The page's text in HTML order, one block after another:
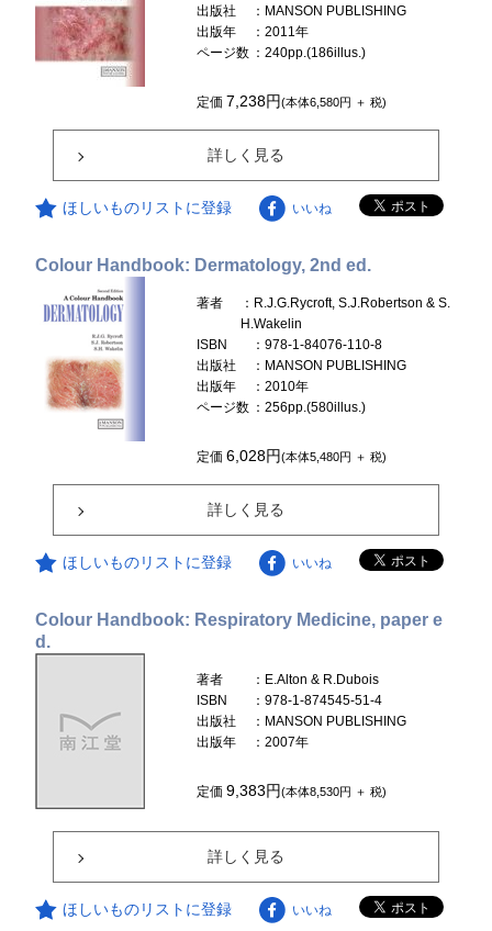
出版社
：MANSON PUBLISHING
出版年
：2011年
ページ数 ：240pp.(186illus.)
定価 7,238円(本体6,580円 ＋ 税)
詳しく見る
ほしいものリストに登録 いいね
Colour Handbook: Dermatology, 2nd ed.
著者
：R.J.G.Rycroft, S.J.Robertson & S.
H.Wakelin
ISBN
：978-1-84076-110-8
出版社
：MANSON PUBLISHING
出版年
：2010年
ページ数 ：256pp.(580illus.)
定価6,028円(本体5,480円 ＋ 税)
詳しく見る
ほしいものリストに登録 いいね
Colour Handbook: Respiratory Medicine, paper e
d.
著者
：E.Alton & R.Dubois
ISBN
：978-1-874545-51-4
出版社
：MANSON PUBLISHING
出版年
：2007年
定価9,383円(本体8,530円 ＋ 税)
詳しく見る
ほしいものリストに登録 いいね